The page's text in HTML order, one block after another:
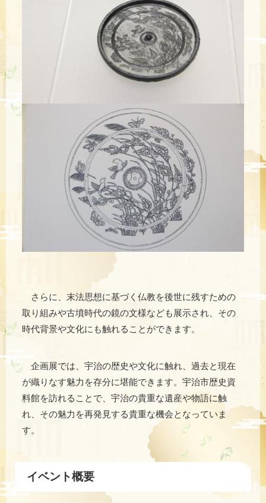
さらに、末法思想に基づく仏教を後世に残すための
取り組みや古墳時代の鏡の文様なども展示され、その
時代背景や文化にも触れることができます。
企画展では、宇治の歴史や文化に触れ、過去と現在
が織りなす魅力を存分に堪能できます。宇治市歴史資
料館を訪れることで、宇治の貴重な遺産や物語に触
れ、その魅力を再発見する貴重な機会となっていま
す。
イベント概要